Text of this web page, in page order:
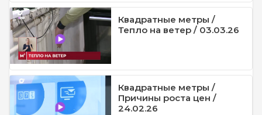
Квадратные метры /
Тепло на ветер / 03.03.26
Квадратные метры /
Причины роста цен /
24.02.26